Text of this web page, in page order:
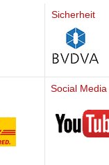
Sicherheit
Social Media